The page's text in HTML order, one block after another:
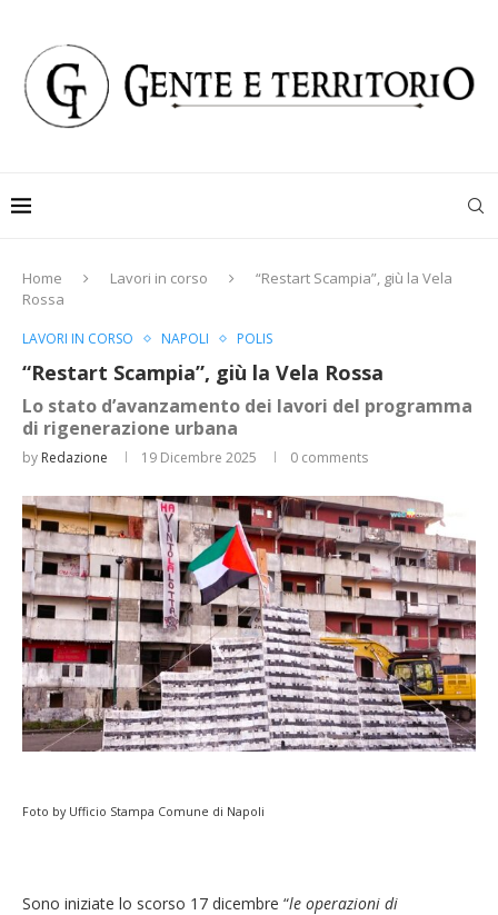
Home Lavori in corso
“Restart Scampia”, giù la Vela
Rossa
LAVORI IN CORSO NAPOLI POLIS
“Restart Scampia”, giù la Vela Rossa
Lo stato d’avanzamento dei lavori del programma
di rigenerazione urbana
by Redazione 19 Dicembre 2025 0 comments
Foto by Ufficio Stampa Comune di Napoli
Sono iniziate lo scorso 17 dicembre “le operazioni di